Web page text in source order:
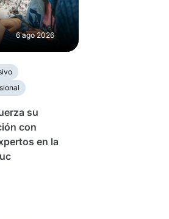
6 ago 2026
su
con
en la